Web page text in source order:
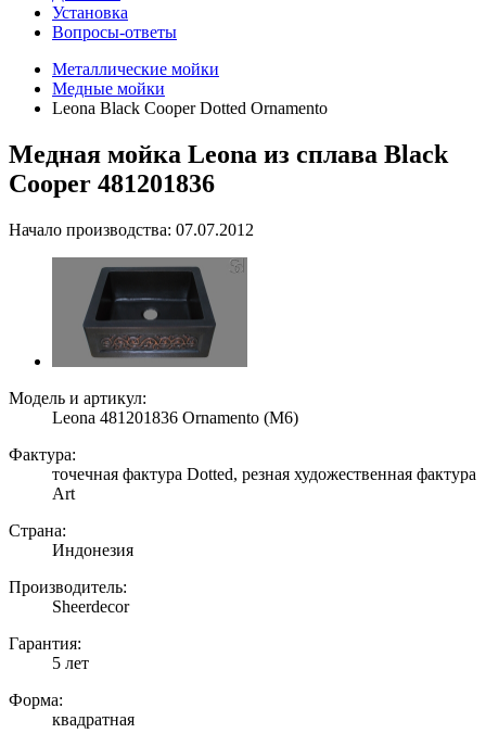
Установка
Вопросы-ответы
Металлические мойки
Медные мойки
Leona Black Cooper Dotted Ornamento
Медная мойка Leona из сплава Black
Cooper 481201836
Начало производства: 07.07.2012
Модель и артикул:
Leona 481201836 Ornamento (M6)
Фактура:
точечная фактура Dotted, резная художественная фактура
Art
Страна:
Индонезия
Производитель:
Sheerdecor
Гарантия:
5 лет
Форма:
квадратная